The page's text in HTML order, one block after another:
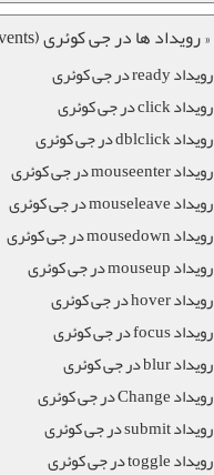
« رویداد ها در جی کوئری (Events) »
رویداد ready در جی کوئری
رویداد click در جی کوئری
رویداد dblclick در جی کوئری
رویداد mouseenter در جی کوئری
رویداد mouseleave در جی کوئری
رویداد mousedown در جی کوئری
رویداد mouseup در جی کوئری
رویداد hover در جی کوئری
رویداد focus در جی کوئری
رویداد blur در جی کوئری
رویداد Change در جی کوئری
رویداد submit در جی کوئری
رویداد toggle در جی کوئری